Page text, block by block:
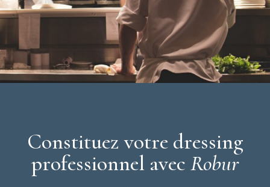
Manches longues
Maille respirante sur les côtés
Double rangée de boutons pressions inox
Poche poitrine
Poche stylo sur manche
Constituez votre dressing
professionnel avec Robur